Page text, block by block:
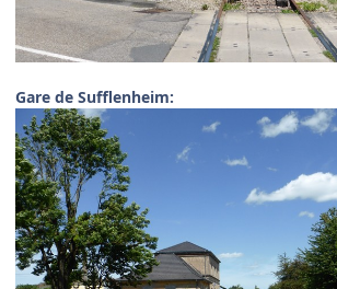
Gare de Sufflenheim: